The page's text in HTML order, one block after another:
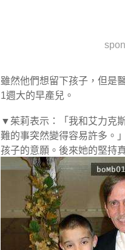
雖然他們想留下孩子，但是
1週大的早產兒。
▼茱莉表示：「我和艾力克
難的事突然變得容易許多。
孩子的意願。後來她的堅持